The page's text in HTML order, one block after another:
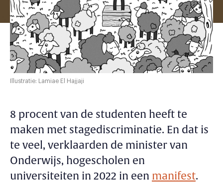
Illustratie: Lamiae El Hajjaji
8 procent van de studenten heeft te
maken met stagediscriminatie. En dat is
te veel, verklaarden de minister van
Onderwijs, hogescholen en
universiteiten in 2022 in een manifest.